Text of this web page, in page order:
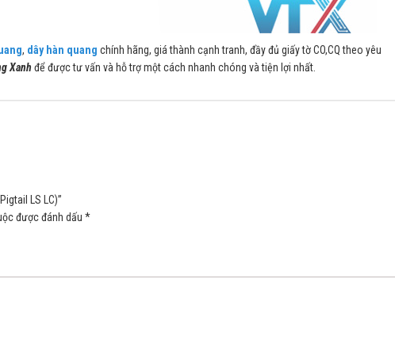
, dây hàn quang chính hãng, giá thành cạnh tranh, đầy đủ giấy tờ CO,CQ theo yêu
Xanh để được tư vấn và hỗ trợ một cách nhanh chóng và tiện lợi nhất.
LS LC)”
được đánh dấu *